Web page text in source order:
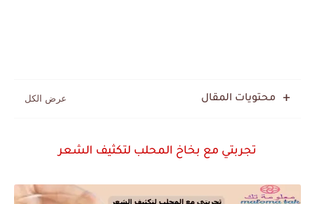
محتويات المقال
تجربتي مع بخاخ المحلب لتكثيف الشعر